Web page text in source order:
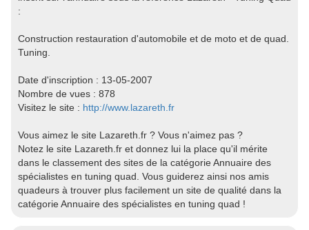
:
Construction restauration d'automobile et de moto et de quad.
Tuning.
Date d'inscription : 13-05-2007
Nombre de vues : 878
Visitez le site : http://www.lazareth.fr
Vous aimez le site Lazareth.fr ? Vous n'aimez pas ?
Notez le site Lazareth.fr et donnez lui la place qu'il mérite
dans le classement des sites de la catégorie Annuaire des
spécialistes en tuning quad. Vous guiderez ainsi nos amis
quadeurs à trouver plus facilement un site de qualité dans la
catégorie Annuaire des spécialistes en tuning quad !